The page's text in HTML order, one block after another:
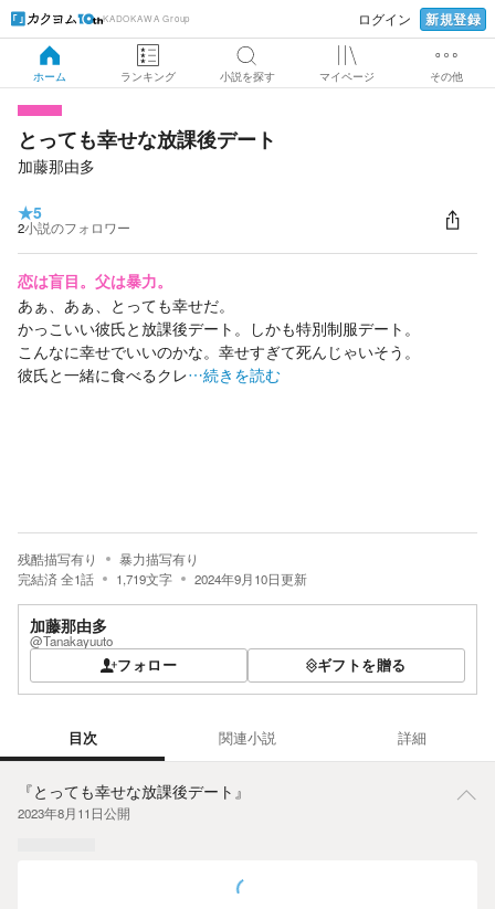
KADOKAWA Group ログイン 新規登録
ホーム ランキング 小説を探す マイページ その他
とっても幸せな放課後デート
加藤那由多
★5
2小説のフォロワー
恋は盲目。父は暴力。
あぁ、あぁ、とっても幸せだ。
かっこいい彼氏と放課後デート。しかも特別制服デート。
こんなに幸せでいいのかな。幸せすぎて死んじゃいそう。
彼氏と一緒に食べるクレ…続きを読む
残酷描写有り
暴力描写有り
完結済全1話 1,719文字 2024年9月10日更新
加藤那由多
@Tanakayuuto
フォロー ギフトを贈る
目次 関連小説 詳細
『とっても幸せな放課後デート』
2023年8月11日公開